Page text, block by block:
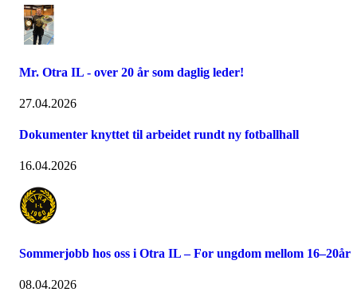
Mr. Otra IL - over 20 år som daglig leder!
27.04.2026
Dokumenter knyttet til arbeidet rundt ny fotballhall
16.04.2026
Sommerjobb hos oss i Otra IL – For ungdom mellom 16–20år
08.04.2026